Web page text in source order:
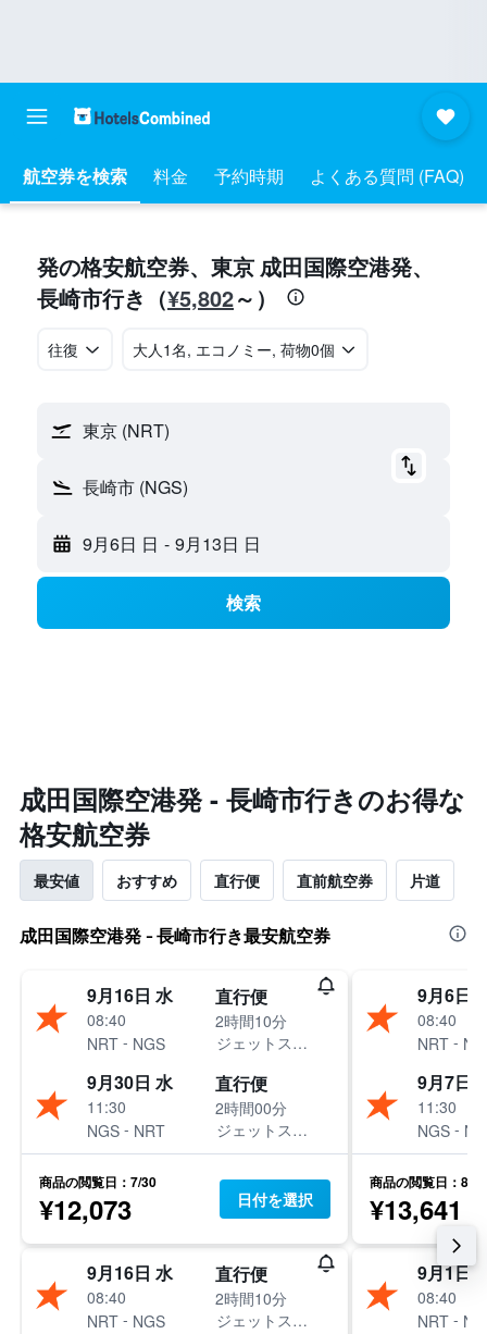
航空券を検索 料金 予約時期 よくある質問 (FAQ)
​発の格安航空券、東京 成田国際空港​発​、
長崎市​行き​（¥5,802​～）
往復 ​大人1名, エコノミー, 荷物0個
東京 (NRT)
長崎市 (NGS)
9月6日 日 - 9月13日 日
検索
​成田国際空港発 - 長崎市​行きのお得な
格安航空券
最安値 おすすめ 直行便 直前航空券 片道
成田国際空港発 - 長崎市行き最安航空券
9月16日 水
08:40
NRT - NGS
直行便
2時間10分
ジェットスター・ジャパン
9月30日 水
11:30
NGS - NRT
直行便
2時間00分
ジェットスター・ジャパン
商品の閲覧日：7/30
¥12,073 日付を選択
9月16日 水
08:40
NRT - NGS
直行便
2時間10分
ジェットスター・ジャパン
9月6日
08:40
NRT -
9月7日
11:30
NGS -
商品の閲覧日：8/1
¥13,641
9月1日
08:40
NRT -